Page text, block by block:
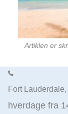
Artiklen er
Fort
hverdage fra